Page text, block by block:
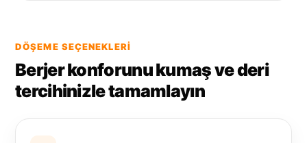
DÖŞEME SEÇENEKLERI
Berjer konforunu kumaş ve deri
tercihinizle tamamlayın